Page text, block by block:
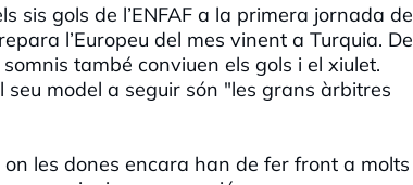
sis gols de l’ENFAF a la primera jornada de
l’Europeu del mes vinent a Turquia. De
també conviuen els gols i el xiulet.
model a seguir són "les grans àrbitres
les dones encara han de fer front a molts